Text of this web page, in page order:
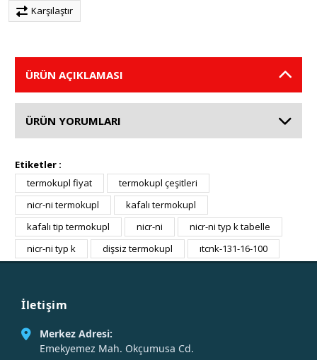
Karşılaştır
ÜRÜN AÇIKLAMASI
ÜRÜN YORUMLARI
Etiketler :
termokupl fiyat
termokupl çeşitleri
nicr-ni termokupl
kafalı termokupl
kafalı tip termokupl
nicr-ni
nicr-ni typ k tabelle
nicr-ni typ k
dişsiz termokupl ıtcnk-131-16-100
İletişim
Merkez Adresi:
Emekyemez Mah. Okçumusa Cd.